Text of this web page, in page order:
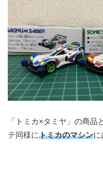
「トミカ×タミヤ」の商
テ同様にトミカのマシンに